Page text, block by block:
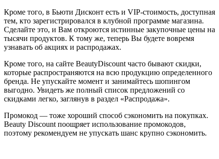
Кроме того, в Бьюти Дисконт есть и VIP-стоимость, доступная
тем, кто зарегистрировался в клубной программе магазина.
Сделайте это, и Вам откроются истинные закупочные цены на
тысячи продуктов. К тому же, теперь Вы будете вовремя
узнавать об акциях и распродажах.
Кроме того, на сайте BeautyDiscount часто бывают скидки,
которые распространяются на всю продукцию определенного
бренда. Не упускайте момент и занимайтесь шопингом
выгодно. Увидеть же полный список предложений со
скидками легко, заглянув в раздел «Распродажа».
Промокод — тоже хороший способ сэкономить на покупках.
Beauty Discount поощряет использование промокодов,
поэтому рекомендуем не упускать шанс крупно сэкономить.